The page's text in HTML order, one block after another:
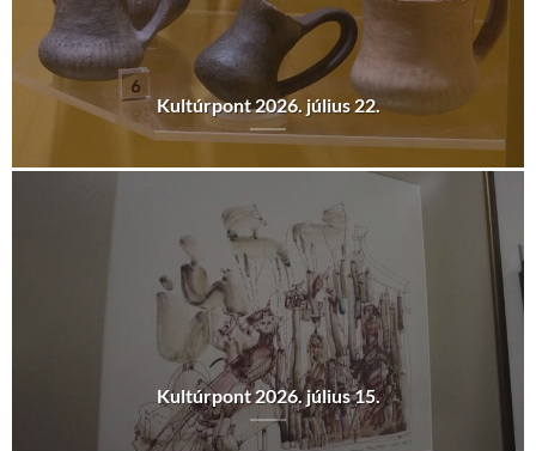
Kultúrpont 2026. július 22.
Kultúrpont 2026. július 15.